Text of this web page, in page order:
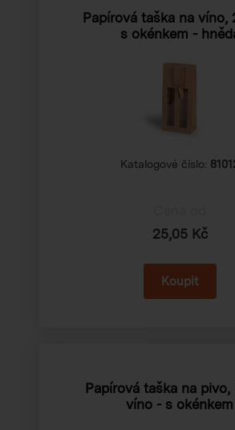
Papírová taška na víno,
s okénkem -
Katalogové číslo:
25,05 Kč
Papírová taška na pivo,
víno - s okénkem